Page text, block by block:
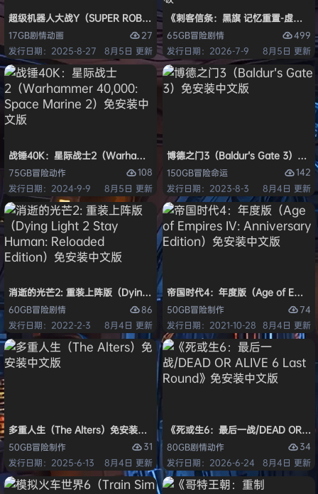
超级机器人大战Y（SUPER ROBOT WARS Y）免安装中文版
17GB剧情动画
27
发行日期：2025-8-27
8月5日 更新
《刺客信条：黑旗 记忆重置-虚拟
65GB冒险剧情
499
发行日期：2026-7-9
8月5日 更新
战锤40K：星际战士2（Warhammer 40,000: Space Marine 2）免安装
75GB冒险动作
108
发行日期：2024-9-9
8月5日 更新
博德之门3（Baldur’s Gate 3）免安
150GB冒险命运
142
发行日期：2023-8-3
8月4日 更新
消逝的光芒2: 重装上阵版（Dying Light 2 Stay Human: Reloaded
60GB冒险剧情
86
发行日期：2022-2-3
8月4日 更新
帝国时代4：年度版（Age of
50GB冒险制作
74
发行日期：2021-10-28 8月4日 更新
多重人生（The Alters）免安装中文版
50GB冒险制作
31
发行日期：2025-6-13
8月4日 更新
《死或生6：最后一战/DEAD OR
80GB剧情动作
34
发行日期：2026-6-24
8月4日 更新